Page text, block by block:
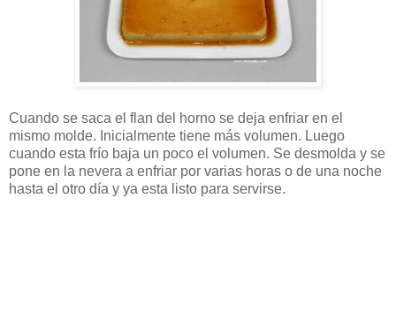
Cuando se saca el flan del horno se deja enfriar en el
mismo molde. Inicialmente tiene más volumen. Luego
cuando esta frío baja un poco el volumen. Se desmolda y se
pone en la nevera a enfriar por varias horas o de una noche
hasta el otro día y ya esta listo para servirse.